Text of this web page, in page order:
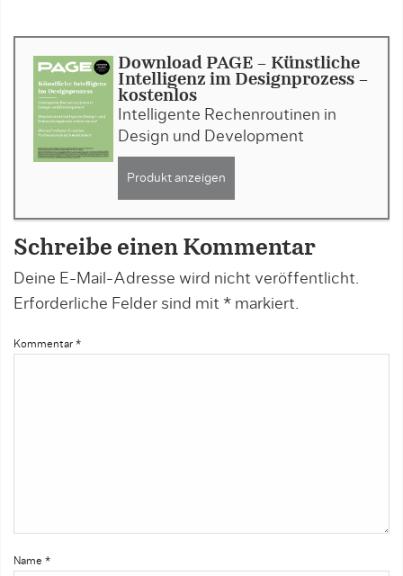
Download PAGE - Künstliche
Intelligenz im Designprozess -
kostenlos
Intelligente Rechenroutinen in
Design und Development
Produkt anzeigen
Schreibe einen Kommentar
Deine E-Mail-Adresse wird nicht veröffentlicht.
Erforderliche Felder sind mit * markiert.
Kommentar *
Name *